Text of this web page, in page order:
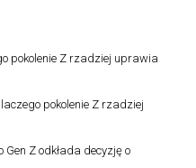
pokolenie Z rzadziej uprawia
pokolenie Z rzadziej
Gen Z odkłada decyzję o